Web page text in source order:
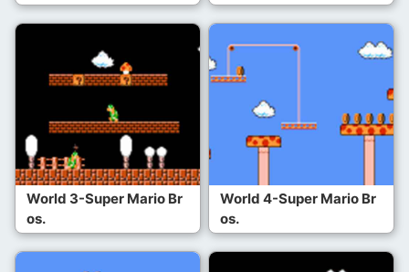
World 3-Super Mario Br
os.
World 4-Super Mario Br
os.